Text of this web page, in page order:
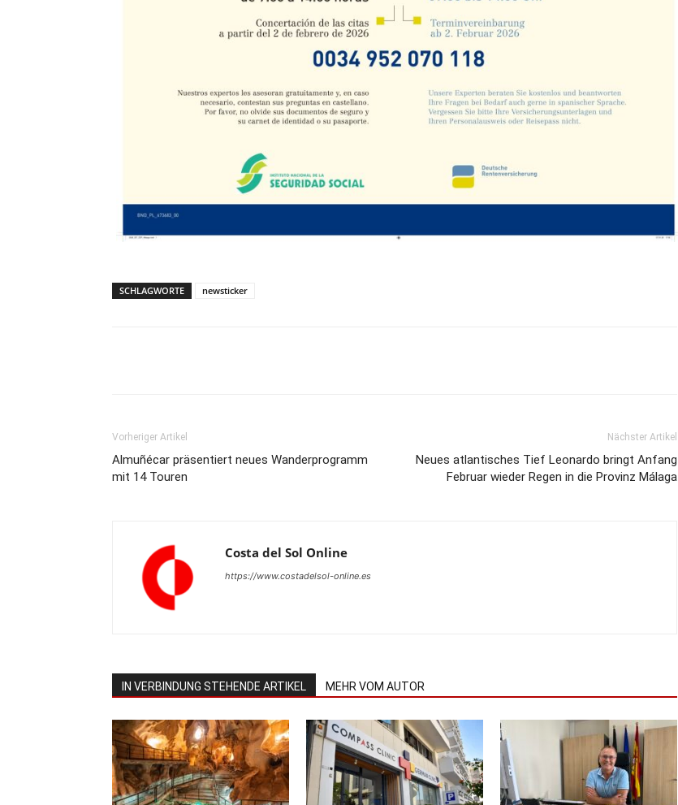
SCHLAGWORTE newsticker
Vorheriger Artikel
Almuñécar präsentiert neues Wanderprogramm
mit 14 Touren
Nächster Artikel
Neues atlantisches Tief Leonardo bringt Anfang
Februar wieder Regen in die Provinz Málaga
Costa del Sol Online
https://www.costadelsol-online.es
IN VERBINDUNG STEHENDE ARTIKEL MEHR VOM AUTOR